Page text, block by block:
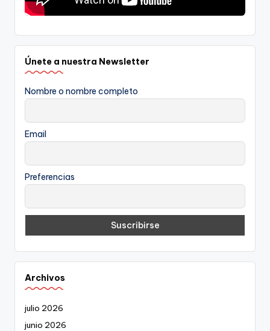
Únete a nuestra Newsletter
Nombre o nombre completo
Email
Preferencias
Archivos
julio 2026
junio 2026